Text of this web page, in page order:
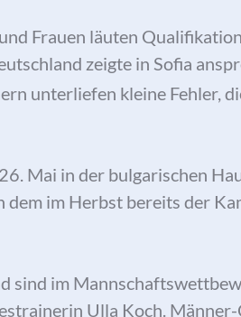
Frauen läuten
zeigte in Sofia
unterliefen kleine Fehler,
Mai in der bulgarischen
im Herbst bereits der
sind im
Ulla Koch.